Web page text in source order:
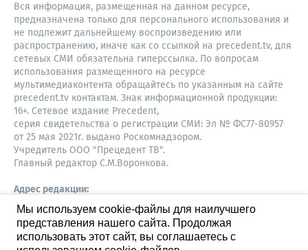
Вся информация, размещенная на данном ресурсе,
предназначена только для персонального использования и
не подлежит дальнейшему воспроизведению или
распространению, иначе как со ссылкой на precedent.tv, для
сетевых СМИ обязательна гиперссылка. По вопросам
использования размещенного на ресурсе
мультимедиаконтента обращайтесь по указанным на сайте
precedent.tv контактам. Знак информационной продукции:
16+. Сетевое издание Precedent,
серия свидетельства о регистрации СМИ: Эл № ФС77-80957
от 25 мая 2021г. выдано Роскомнадзором.
Учредитель ООО "Прецедент ТВ".
Главный редактор С.М.Воронкова.
Адрес редакции:
630087,
Новосибирск
8-960-779-12-96,
Мы используем cookie-файлы для наилучшего
представления нашего сайта. Продолжая
использовать этот сайт, вы соглашаетесь с